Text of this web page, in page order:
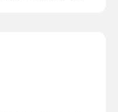
から広告作りまで
ら私の強みである